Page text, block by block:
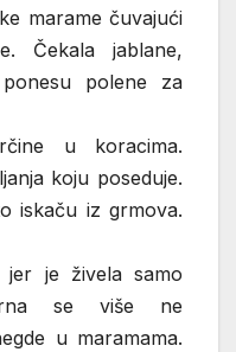
marame čuvajući
Čekala jablane,
polene za
u koracima.
koju poseduje.
iskaču iz grmova.
je živela samo
se više ne
u maramama.